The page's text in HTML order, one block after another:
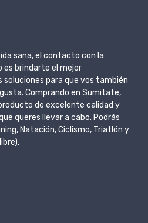
sana, el contacto con la
brindarte el mejor
para que vos también
Comprando en Sumitate,
de excelente calidad y
queres llevar a cabo. Podrás
Natación, Ciclismo, Triatlón y